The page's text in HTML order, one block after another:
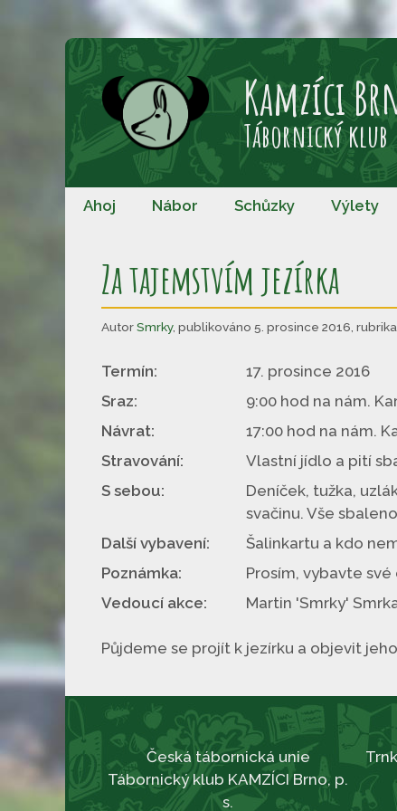
Přeskočit
Kamzíci
Tábornický klub
Ahoj Nábor Schůzky Výlety
Za tajemstvím jezírka
AutorSmrky, publikováno 5. prosince 2016 rubrika
Termín:
17. prosince 2016
Sraz:
9:00 hod na nám.
Návrat:
17:00 hod na nám.
Stravování:
Vlastní jídlo a pití
S sebou:
Deníček, tužka,
svačinu. Vše
Další vybavení:
Šalinkartu a kdo
Poznámka:
Prosím, vybavte
Vedoucí akce:
Martin 'Smrky'
Půjdeme se projít k jezírku a objevit
Česká tábornická unie
Tábornický klub KAMZÍCI Brno, p.
s.